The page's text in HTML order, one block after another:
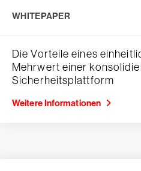
WHITEPAPER
Die Vorteile eines
Mehrwert einer
Sicherheitsplattform
Weitere Informationen